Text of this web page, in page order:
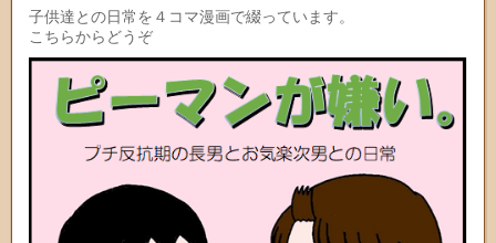
子供達との日常を４コマ漫画で綴っています。
こちらからどうぞ